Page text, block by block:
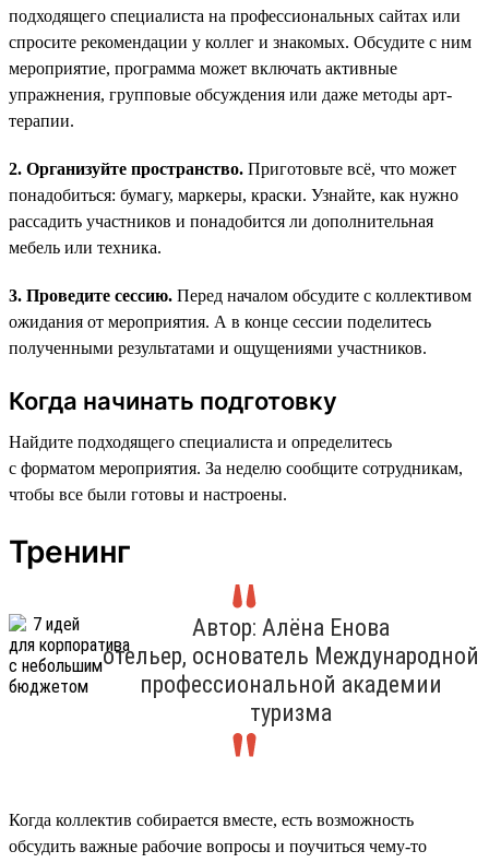
подходящего специалиста на профессиональных сайтах или
спросите рекомендации у коллег и знакомых. Обсудите с ним
мероприятие, программа может включать активные
упражнения, групповые обсуждения или даже методы арт-
терапии.
2. Организуйте пространство. Приготовьте всё, что может
понадобиться: бумагу, маркеры, краски. Узнайте, как нужно
рассадить участников и понадобится ли дополнительная
мебель или техника.
3. Проведите сессию. Перед началом обсудите с коллективом
ожидания от мероприятия. А в конце сессии поделитесь
полученными результатами и ощущениями участников.
Когда начинать подготовку
Найдите подходящего специалиста и определитесь
с форматом мероприятия. За неделю сообщите сотрудникам,
чтобы все были готовы и настроены.
Тренинг
Автор: Алёна Енова
отельер, основатель Международной
профессиональной академии
туризма
Когда коллектив собирается вместе, есть возможность
обсудить важные рабочие вопросы и поучиться чему-то